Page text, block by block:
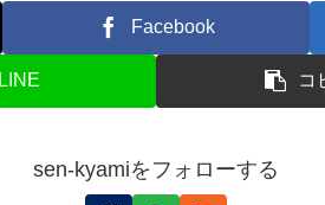
Facebook
LINE コ
sen-kyamiをフォローする